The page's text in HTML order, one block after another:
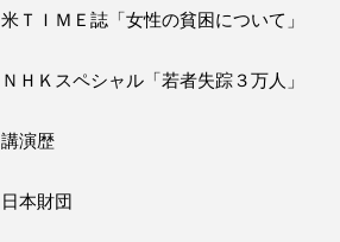
米ＴＩＭＥ誌「女性の貧困について」
ＮＨＫスペシャル「若者失踪３万人」
講演歴
日本財団